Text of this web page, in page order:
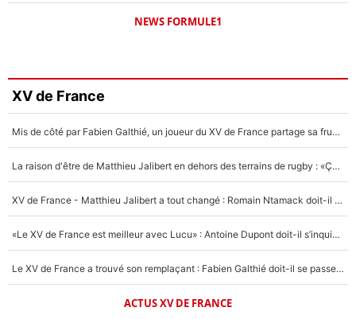
NEWS FORMULE1
XV de France
Mis de côté par Fabien Galthié, un joueur du XV de France partage sa frustration : «ils ne me l’ont pas dit tout de suite»
La raison d'être de Matthieu Jalibert en dehors des terrains de rugby : «Ça m'atteint autant que si tu touches à un membre de ma famille»
XV de France - Matthieu Jalibert a tout changé : Romain Ntamack doit-il s’inquiéter pour sa place à un an de la Coupe du monde ?
«Le XV de France est meilleur avec Lucu» : Antoine Dupont doit-il s’inquiéter pour sa place ?
Le XV de France a trouvé son remplaçant : Fabien Galthié doit-il se passer d'Antoine Dupont ?
ACTUS XV DE FRANCE